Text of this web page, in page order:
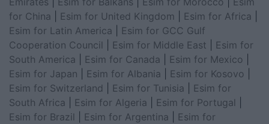
for China
Esim for United Kingdom Esim for Africa
Esim for Latin America
Esim for GCC Gulf
Cooperation Council
Esim for Middle East
Esim for
South America
Esim for Canada Esim for Mexico
Esim for Japan
Esim for Albania Esim for Kosovo
Esim for Switzerland
Esim for Tunisia
Esim for
South Africa
Esim for Algeria Esim for Portugal
Esim for Brazil
Esim for Argentina
Esim for